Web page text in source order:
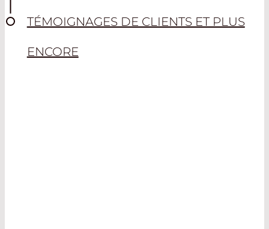
TÉMOIGNAGES DE CLIENTS ET PLUS
ENCORE